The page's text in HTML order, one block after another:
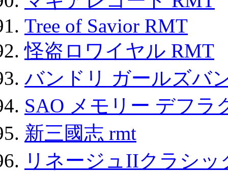
Tree of Savior RMT
怪盗ロワイヤル RMT
バンドリ ガールズバ
SAO メモリー デフラ
新三國志 rmt
リネージュIIクラシ